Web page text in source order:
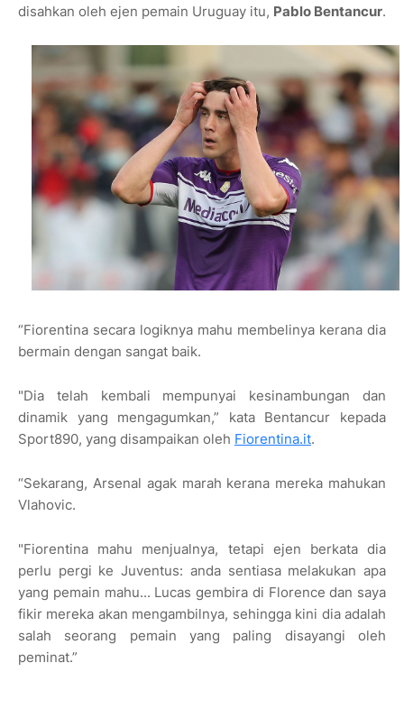
disahkan oleh ejen pemain Uruguay itu, Pablo Bentancur.
“Fiorentina secara logiknya mahu membelinya kerana dia
bermain dengan sangat baik.
"Dia telah kembali mempunyai kesinambungan dan
dinamik yang mengagumkan,” kata Bentancur kepada
Sport890, yang disampaikan oleh Fiorentina.it.
“Sekarang, Arsenal agak marah kerana mereka mahukan
Vlahovic.
"Fiorentina mahu menjualnya, tetapi ejen berkata dia
perlu pergi ke Juventus: anda sentiasa melakukan apa
yang pemain mahu... Lucas gembira di Florence dan saya
fikir mereka akan mengambilnya, sehingga kini dia adalah
salah seorang pemain yang paling disayangi oleh
peminat.”